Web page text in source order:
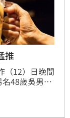
推
（12）日晚間
48歲吳男突
，最後被同